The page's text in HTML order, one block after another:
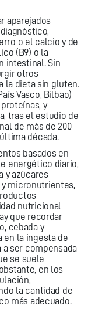
aparejados
o el calcio y de
(B9) o la
intestinal. Sin
otros
la dieta sin gluten.
Vasco, Bilbao)
y
tras el estudio de
de más de 200
década.
basados en
energético diario,
y azúcares
micronutrientes,
nutricional
que recordar
cebada y
en la ingesta de
ser compensada
se suele
en los
la cantidad de
más adecuado.